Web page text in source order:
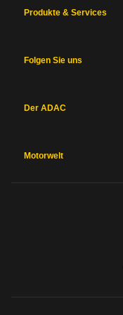
Produkte & Services
Folgen Sie uns
Der ADAC
Motorwelt